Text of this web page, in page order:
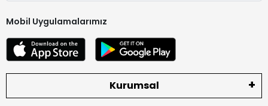
Mobil Uygulamalarımız
Kurumsal